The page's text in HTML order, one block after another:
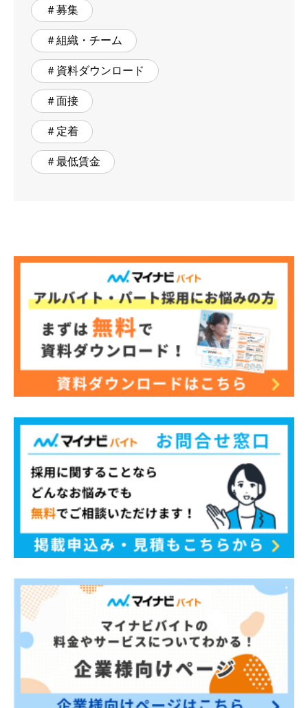
＃募集
＃組織・チーム
＃資料ダウンロード
＃面接
＃定着
＃最低賃金